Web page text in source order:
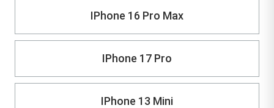
IPhone 16 Pro Max
IPhone 17 Pro
IPhone 13 Mini